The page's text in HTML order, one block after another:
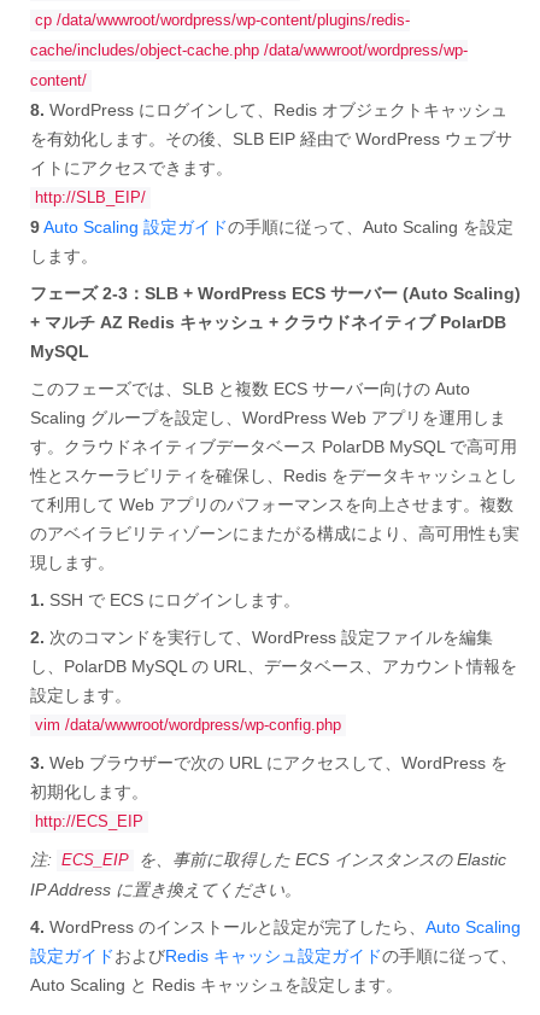
cp /data/wwwroot/wordpress/wp-content/plugins/redis-
cache/includes/object-cache.php /data/wwwroot/wordpress/wp-
content/
8. WordPress にログインして、Redis オブジェクトキャッシュ
を有効化します。その後、SLB EIP 経由で WordPress ウェブサ
イトにアクセスできます。
http://SLB_EIP/
9Auto Scaling 設定ガイドの手順に従って、Auto Scaling を設定
します。
フェーズ 2-3：SLB + WordPress ECS サーバー (Auto Scaling)
+ マルチ AZ Redis キャッシュ + クラウドネイティブ PolarDB
MySQL
このフェーズでは、SLB と複数 ECS サーバー向けの Auto
Scaling グループを設定し、WordPress Web アプリを運用しま
す。クラウドネイティブデータベース PolarDB MySQL で高可用
性とスケーラビリティを確保し、Redis をデータキャッシュとし
て利用して Web アプリのパフォーマンスを向上させます。複数
のアベイラビリティゾーンにまたがる構成により、高可用性も実
現します。
1. SSH で ECS にログインします。
2. 次のコマンドを実行して、WordPress 設定ファイルを編集
し、PolarDB MySQL の URL、データベース、アカウント情報を
設定します。
vim /data/wwwroot/wordpress/wp-config.php
3. Web ブラウザーで次の URL にアクセスして、WordPress を
初期化します。
http://ECS_EIP
注: ECS_EIP
を、事前に取得した ECS インスタンスの Elastic
IP Address に置き換えてください。
4. WordPress のインストールと設定が完了したら、 Auto Scaling
設定ガイドおよびRedis キャッシュ設定ガイドの手順に従って、
Auto Scaling と Redis キャッシュを設定します。